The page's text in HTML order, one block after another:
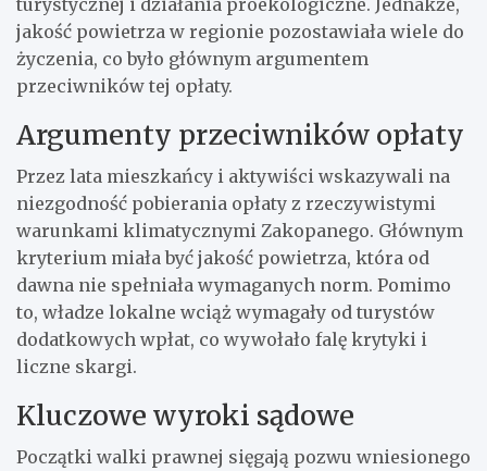
jakość powietrza w regionie pozostawiała wiele do
życzenia, co było głównym argumentem
przeciwników tej opłaty.
Argumenty przeciwników opłaty
Przez lata mieszkańcy i aktywiści wskazywali na
niezgodność pobierania opłaty z rzeczywistymi
warunkami klimatycznymi Zakopanego. Głównym
kryterium miała być jakość powietrza, która od
dawna nie spełniała wymaganych norm. Pomimo
to, władze lokalne wciąż wymagały od turystów
dodatkowych wpłat, co wywołało falę krytyki i
liczne skargi.
Kluczowe wyroki sądowe
Początki walki prawnej sięgają pozwu wniesionego